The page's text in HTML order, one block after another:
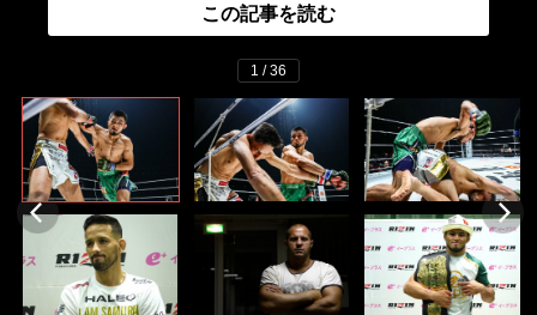
この記事を読む
1 / 36